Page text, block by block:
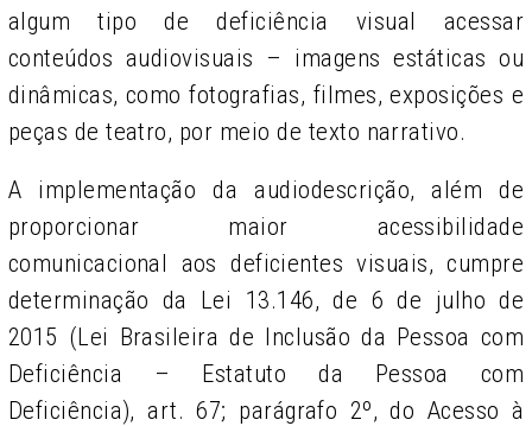
algum tipo de deficiência visual acessar
conteúdos audiovisuais – imagens estáticas ou
dinâmicas, como fotografi­as, filmes, exposições e
peças de teatro, por meio de texto narrativo.
A implementação da audiodescrição, além de
proporcionar maior acessibilidade
comunicacional aos deficientes visuais, cumpre
determinação da Lei 13.146, de 6 de julho de
2015 (Lei Brasileira de Inclusão da Pessoa com
Deficiência – Estatuto da Pessoa com
Deficiência), art. 67; parágrafo 2º, do Acesso à